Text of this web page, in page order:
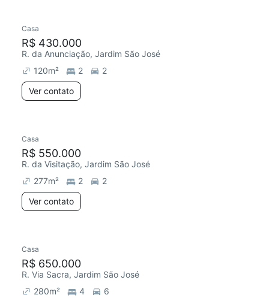
Casa
R$ 430.000
R. da Anunciação, Jardim São José
120m² 2
2
Ver contato
Casa
R$ 550.000
R. da Visitação, Jardim São José
277m² 2
2
Ver contato
Casa
R$ 650.000
R. Via Sacra, Jardim São José
280m² 4
6